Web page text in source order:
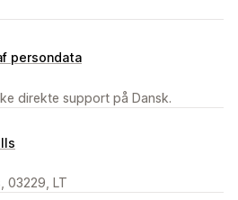
persondata
direkte support på Dansk.
03229, LT